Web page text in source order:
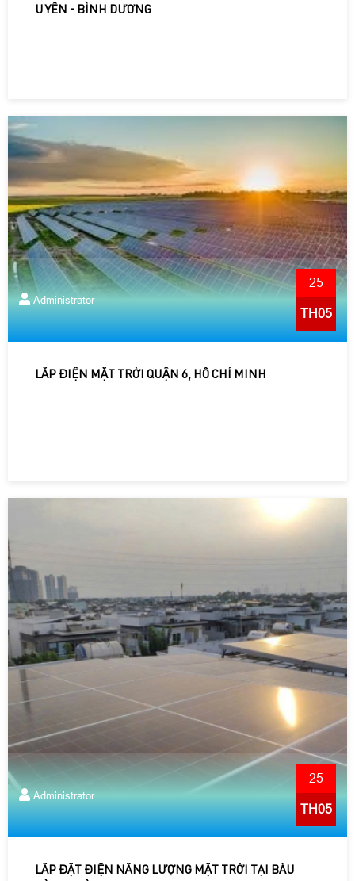
UYÊN - BÌNH DƯƠNG
Administrator
25
TH05
LẮP ĐIỆN MẶT TRỜI QUẬN 6, HỒ CHÍ MINH
Administrator
25
TH05
LẮP ĐẶT ĐIỆN NĂNG LƯỢNG MẶT TRỜI TẠI BÀU